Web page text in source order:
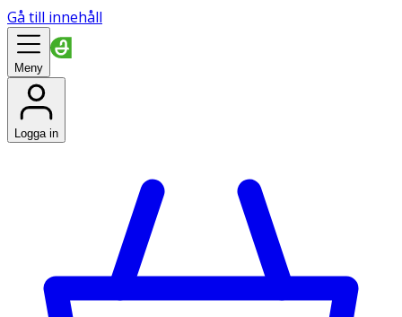
Gå till innehåll
Meny
Logga in